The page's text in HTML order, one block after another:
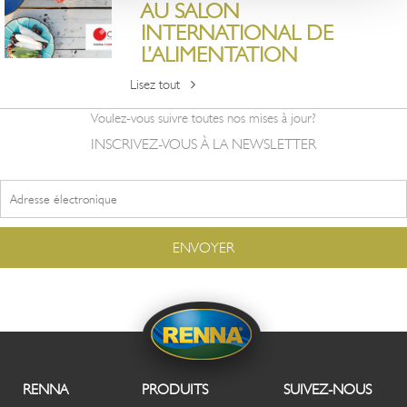
AU SALON
INTERNATIONAL DE
L’ALIMENTATION
Lisez tout
Voulez-vous suivre toutes nos mises à jour?
INSCRIVEZ-VOUS À LA NEWSLETTER
RENNA PRODUITS SUIVEZ-NOUS